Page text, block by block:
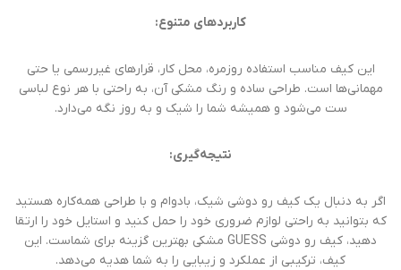
کاربردهای متنوع:
این کیف مناسب استفاده روزمره، محل کار، قرارهای غیررسمی یا حتی
مهمانی‌ها است. طراحی ساده و رنگ مشکی آن، به راحتی با هر نوع لباسی
ست می‌شود و همیشه شما را شیک و به روز نگه می‌دارد.
نتیجه‌گیری:
اگر به دنبال یک کیف رو دوشی شیک، بادوام و با طراحی همه‌کاره هستید
که بتوانید به راحتی لوازم ضروری خود را حمل کنید و استایل خود را ارتقا
دهید، کیف رو دوشی GUESS مشکی بهترین گزینه برای شماست. این
کیف، ترکیبی از عملکرد و زیبایی را به شما هدیه می‌دهد.